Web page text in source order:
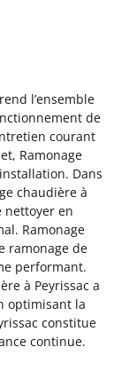
l’ensemble
de
courant
Ramonage
Dans
chaudière à
nettoyer en
Ramonage
ramonage de
performant.
à Peyrissac a
optimisant la
constitue
continue.